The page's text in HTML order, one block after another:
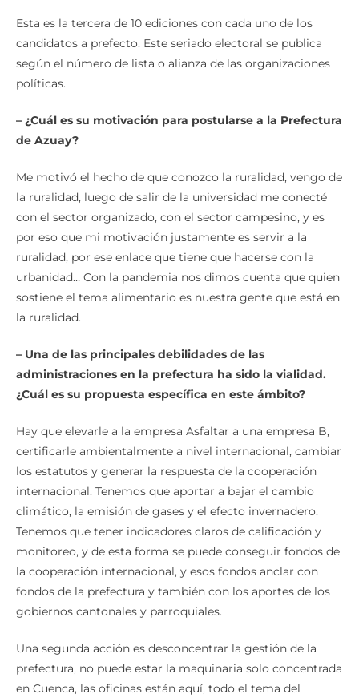
Esta es la tercera de 10 ediciones con cada uno de los
candidatos a prefecto. Este seriado electoral se publica
según el número de lista o alianza de las organizaciones
políticas.
– ¿Cuál es su motivación para postularse a la Prefectura
de Azuay?
Me motivó el hecho de que conozco la ruralidad, vengo de
la ruralidad, luego de salir de la universidad me conecté
con el sector organizado, con el sector campesino, y es
por eso que mi motivación justamente es servir a la
ruralidad, por ese enlace que tiene que hacerse con la
urbanidad… Con la pandemia nos dimos cuenta que quien
sostiene el tema alimentario es nuestra gente que está en
la ruralidad.
– Una de las principales debilidades de las
administraciones en la prefectura ha sido la vialidad.
¿Cuál es su propuesta específica en este ámbito?
Hay que elevarle a la empresa Asfaltar a una empresa B,
certificarle ambientalmente a nivel internacional, cambiar
los estatutos y generar la respuesta de la cooperación
internacional. Tenemos que aportar a bajar el cambio
climático, la emisión de gases y el efecto invernadero.
Tenemos que tener indicadores claros de calificación y
monitoreo, y de esta forma se puede conseguir fondos de
la cooperación internacional, y esos fondos anclar con
fondos de la prefectura y también con los aportes de los
gobiernos cantonales y parroquiales.
Una segunda acción es desconcentrar la gestión de la
prefectura, no puede estar la maquinaria solo concentrada
en Cuenca, las oficinas están aquí, todo el tema del